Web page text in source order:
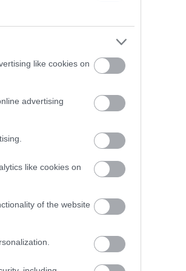
like cookies on
advertising
like cookies on
of the website
megjelent
Amazon Prime
animációs film
Batman Batman
Call Saul
Bosszúállók
bad Christopher Nolan
Deadpool
disztópia Doctor Who
életrajz
életrajzi Enders
Ildikó Ewan McGregor
filmek filmfesztivál
gamer percek
Game of
animéi háborús
HBO HBO GO
James McAvoy
Lawrence
klasszikus